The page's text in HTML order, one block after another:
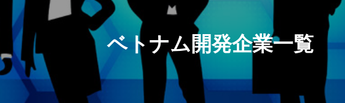
ベトナム開発企業一覧